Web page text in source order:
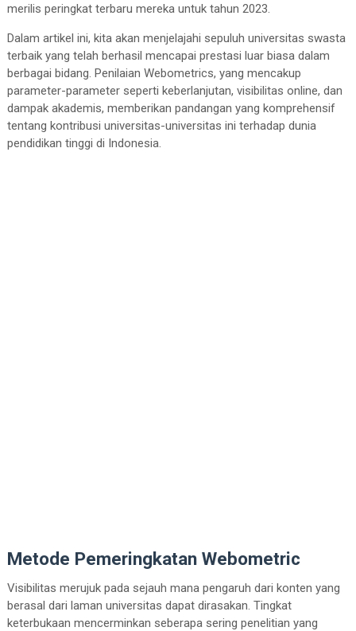
merilis peringkat terbaru mereka untuk tahun 2023.
Dalam artikel ini, kita akan menjelajahi sepuluh universitas swasta
terbaik yang telah berhasil mencapai prestasi luar biasa dalam
berbagai bidang. Penilaian Webometrics, yang mencakup
parameter-parameter seperti keberlanjutan, visibilitas online, dan
dampak akademis, memberikan pandangan yang komprehensif
tentang kontribusi universitas-universitas ini terhadap dunia
pendidikan tinggi di Indonesia.
Metode Pemeringkatan Webometric
Visibilitas merujuk pada sejauh mana pengaruh dari konten yang
berasal dari laman universitas dapat dirasakan. Tingkat
keterbukaan mencerminkan seberapa sering penelitian yang